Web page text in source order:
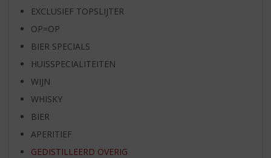
EXCLUSIEF TOPSLIJTER
OP=OP
BIER SPECIALS
HUISSPECIALITEITEN
WIJN
WHISKY
BIER
APERITIEF
GEDISTILLEERD OVERIG